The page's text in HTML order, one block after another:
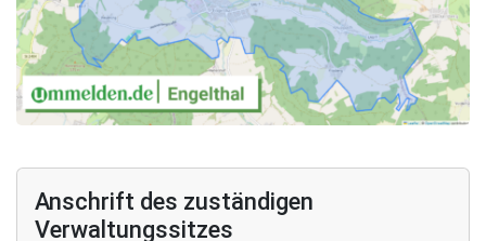
Anschrift des zuständigen
Verwaltungssitzes